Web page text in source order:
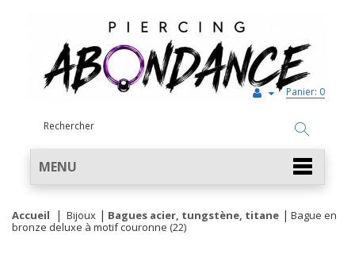
Panier: 0
MENU
Accueil Bijoux Bagues acier, tungstène, titane
Bague en
bronze deluxe à motif couronne (22)